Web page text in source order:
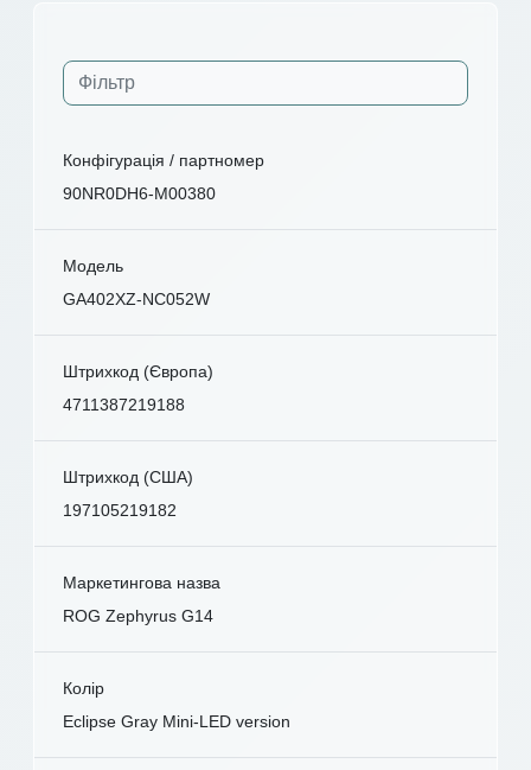
Конфігурація / партномер
90NR0DH6-M00380
Модель
GA402XZ-NC052W
Штрихкод (Європа)
4711387219188
Штрихкод (США)
197105219182
Маркетингова назва
ROG Zephyrus G14
Колір
Eclipse Gray Mini-LED version